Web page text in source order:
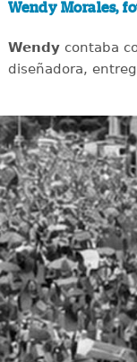
Wendy Morales,
Wendycontaba
diseñadora,